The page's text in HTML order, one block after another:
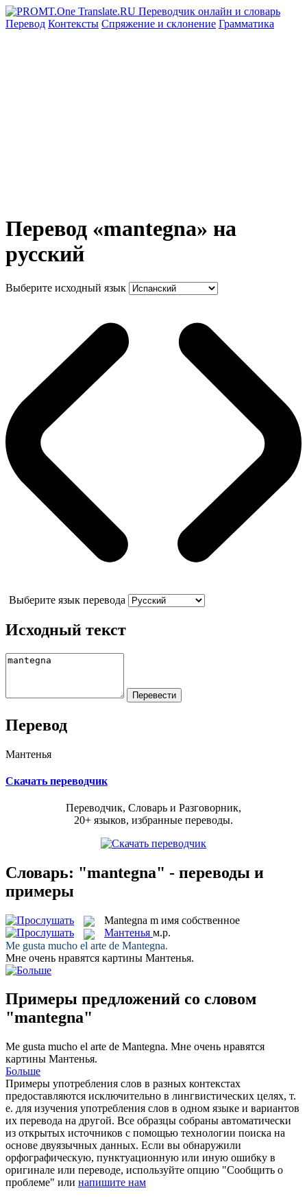
Перевод Контексты Спряжение и склонение Грамматика
Перевод «mantegna» на
русский
Выберите исходный язык
Выберите язык перевода
Исходный текст
Перевод
Мантенья
Скачать переводчик
Переводчик, Словарь и Разговорник,
20+ языков, избранные переводы.
Словарь: "mantegna" - переводы и
примеры
Mantegna m имя собственное
Мантенья м.р.
Me gusta mucho el arte de Mantegna.
Мне очень нравятся картины Мантенья.
Примеры предложений со словом
"mantegna"
Me gusta mucho el arte de Mantegna. Мне очень нравятся
картины Мантенья.
Больше
Примеры употребления слов в разных контекстах
предоставляются исключительно в лингвистических целях, т.
е. для изучения употребления слов в одном языке и вариантов
их перевода на другой. Все образцы собраны автоматически
из открытых источников с помощью технологии поиска на
основе двуязычных данных. Если вы обнаружили
орфографическую, пунктуационную или иную ошибку в
оригинале или переводе, используйте опцию "Сообщить о
проблеме" или напишите нам